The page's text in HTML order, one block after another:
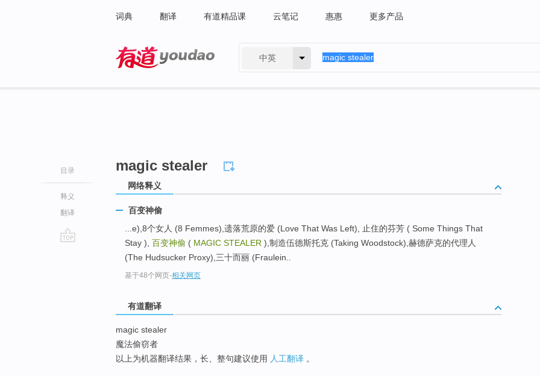
词典 翻译 有道精品课 云笔记 惠惠 更多产品
中英
目录
释义
翻译
magic stealer
网络释义
百变神偷
...e),8个女人 (8 Femmes),遗落荒原的爱 (Love That Was Left), 止住的芬芳 ( Some Things That
Stay ), 百变神偷 ( MAGIC STEALER ),制造伍德斯托克 (Taking Woodstock),赫德萨克的代理人
(The Hudsucker Proxy),三十而丽 (Fraulein..
基于48个网页-相关网页
有道翻译
magic stealer
魔法偷窃者
以上为机器翻译结果，长、整句建议使用 人工翻译 。